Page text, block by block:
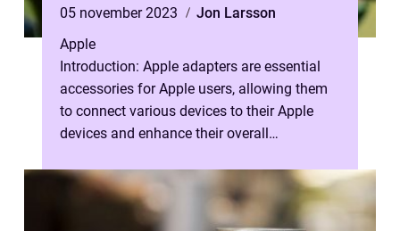
05 november 2023
Jon Larsson
Apple
Introduction: Apple adapters are essential
accessories for Apple users, allowing them
to connect various devices to their Apple
devices and enhance their overall